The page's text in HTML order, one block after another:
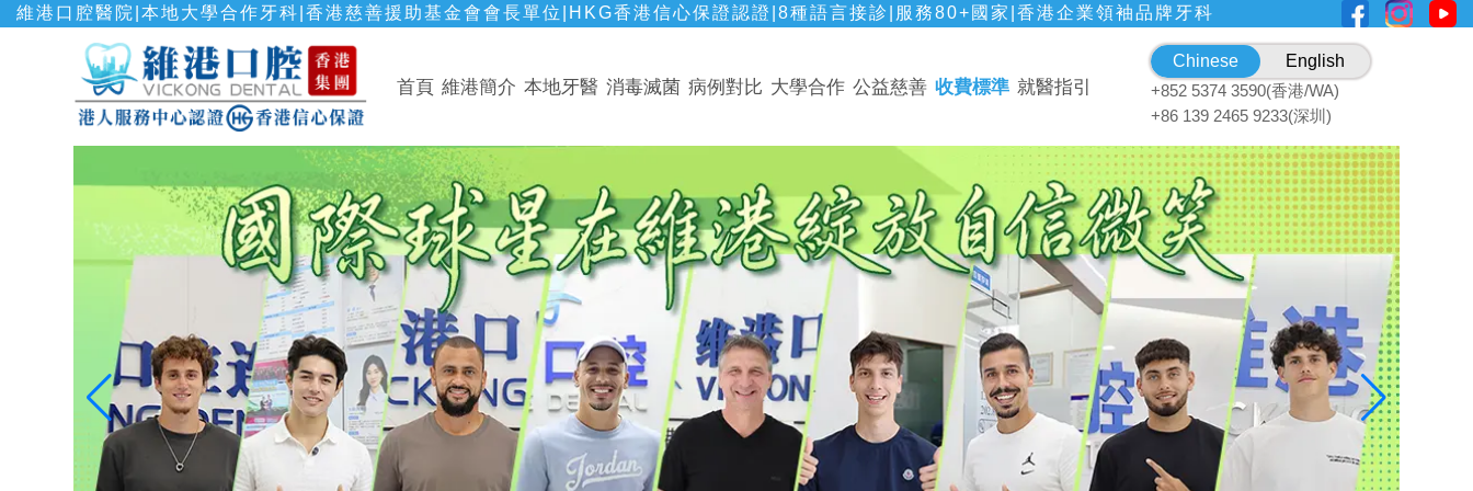
維港口腔醫院|本地大學合作牙科|香港慈善援助基金會會長單位|HKG香港信心保證認證|8種語言接診|服務80+國家|香港企業領袖品牌牙科
首頁 維港簡介 本地牙醫 消毒滅菌 病例對比 大學合作 公益慈善 收費標準 就醫指引
Chinese
English
+852 5374 3590(香港/WA)
+86 139 2465 9233(深圳)